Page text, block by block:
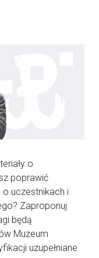
o
poprawić
uczestnikach i
Zaproponuj
będą
Muzeum
uzupełniane